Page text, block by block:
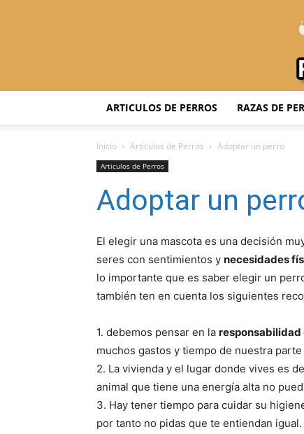
ARTICULOS DE PERROS RAZAS DE
Inicio Articulos de Perros Adoptar un perro
Articulos de Perros
Adoptar un
El elegir una mascota es una decisión
seres con sentimientos y necesidades
lo importante que es saber elegir un
también ten en cuenta los siguientes
1. debemos pensar en la responsabilidad
muchos gastos y tiempo de nuestra parte
2. La vivienda y el lugar donde vives es
animal que tiene una energía alta no
3. Hay tener tiempo para cuidar su
por tanto no pidas que te entiendan igual.